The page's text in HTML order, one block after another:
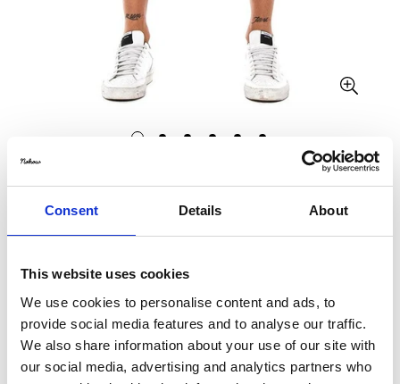
Consent Details About
This website uses cookies
We use cookies to personalise content and ads, to
provide social media features and to analyse our traffic.
We also share information about your use of our site with
our social media, advertising and analytics partners who
DERRIERE
missing:
de.products.product.price.sale_price
missing:
de.products.product.price.regular_price
Size:
S M L